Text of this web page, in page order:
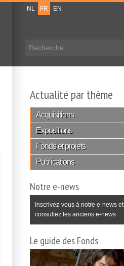
Formulaire de recherche
NL FR EN
Actualité par thème
Acquisitions
Expositions
Fonds et projets
Publications
Notre e-news
Inscrivez-vous à notre e-news et
consultez les anciens e-news
Le guide des Fonds